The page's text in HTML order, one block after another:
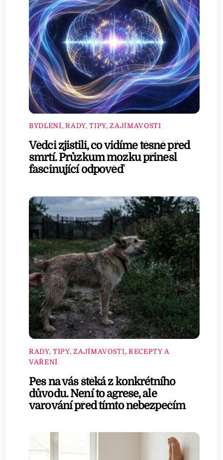
BYDLENÍ,RADY, TIPY, ZAJÍMAVOSTI
Vědci zjistili, co vidíme těsně před
smrtí. Průzkum mozku přinesl
fascinující odpověď
RADY, TIPY, ZAJÍMAVOSTI, RECEPTY A
VAŘENÍ
Pes na vás štěká z konkrétního
důvodu. Není to agrese, ale
varování před tímto nebezpečím